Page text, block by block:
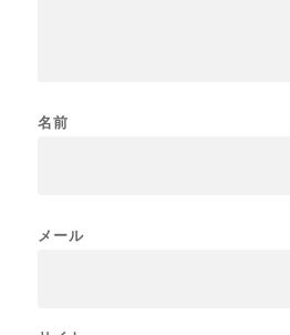
名前
メール